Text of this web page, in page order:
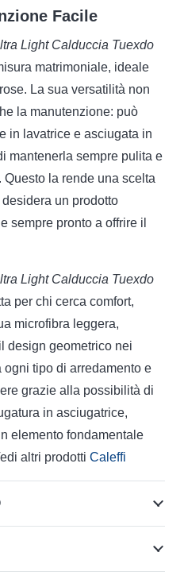
Facile
Light Calduccia Tuexdo
matrimoniale, ideale
La sua versatilità non
la manutenzione: può
in lavatrice e asciugata in
mantenerla sempre pulita e
Questo la rende una scelta
un prodotto
sempre pronto a offrire il
Light Calduccia Tuexdo
per chi cerca comfort,
microfibra leggera,
design geometrico nei
tipo di arredamento e
grazie alla possibilità di
in asciugatrice,
elemento fondamentale
altri prodotti Caleffi